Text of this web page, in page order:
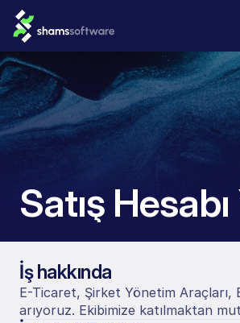
Satış
İş hakkında
E-Ticaret, Şirket Yönetim Araçları,
arıyoruz. Ekibimize katılmaktan